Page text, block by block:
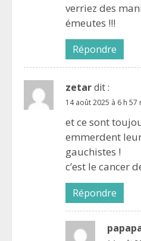
verriez des
émeutes !!!
Répondre
zetardit :
14 août 2025 à 6 h 57
et ce sont
emmerdent
gauchistes !
c’est le cancer
Répondre